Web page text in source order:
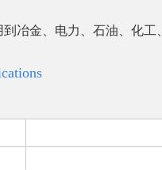
冶金、电力、石油、化